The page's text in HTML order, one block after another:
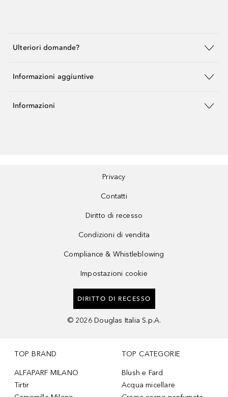
Ulteriori domande?
Informazioni aggiuntive
Informazioni
Privacy
Contatti
Diritto di recesso
Condizioni di vendita
Compliance & Whistleblowing
Impostazioni cookie
DIRITTO DI RECESSO
© 2026 Douglas Italia S.p.A.
TOP BRAND
ALFAPARF MILANO
Tirtir
TOP CATEGORIE
Blush e Fard
Acqua micellare